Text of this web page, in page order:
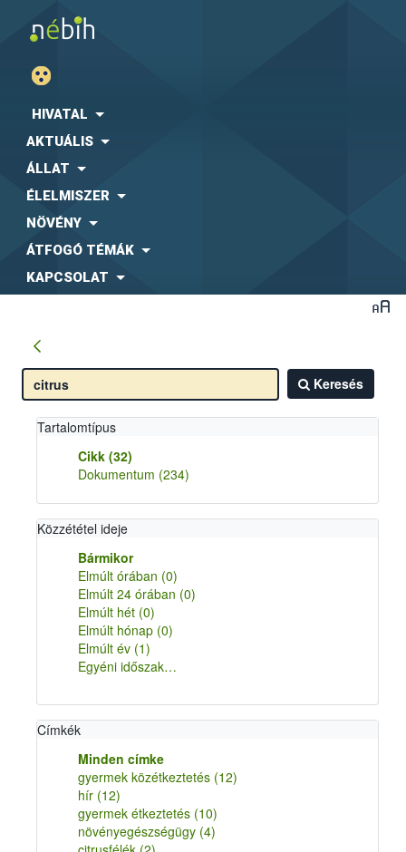
HIVATAL
AKTUÁLIS
ÁLLAT
ÉLELMISZER
NÖVÉNY
ÁTFOGÓ TÉMÁK
KAPCSOLAT
Keresés
Tartalomtípus
Cikk (32)
Dokumentum (234)
Közzététel ideje
Bármikor
Elmúlt órában (0)
Elmúlt 24 órában (0)
Elmúlt hét (0)
Elmúlt hónap (0)
Elmúlt év (1)
Egyéni időszak…
Címkék
Minden címke
gyermek közétkeztetés (12)
hír (12)
gyermek étkeztetés (10)
növényegészségügy (4)